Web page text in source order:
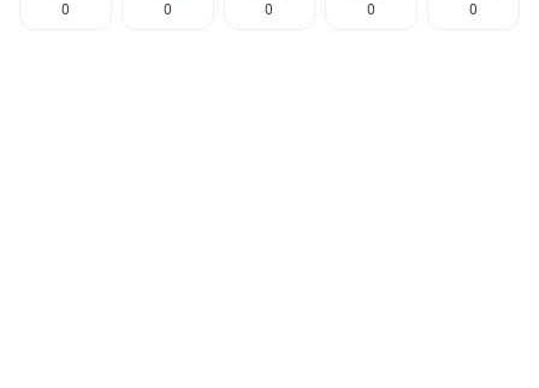
0 0 0 0 0